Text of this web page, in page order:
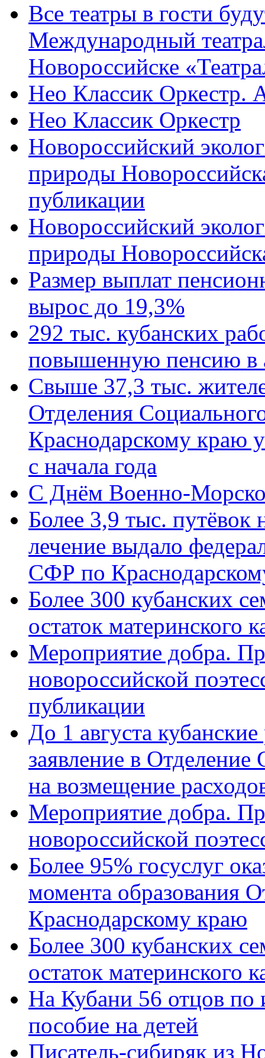
Все театры в гости
Международный
Новороссийске
Нео Классик Оркестр.
Нео Классик Оркестр
Новороссийский
природы
публикации
Новороссийский
природы
Размер выплат
вырос до 19,3%
292 тыс. кубанских
повышенную пенсию в
Свыше 37,3 тыс.
Отделения
Краснодарскому краю
с начала года
C Днём Военно-
Более 3,9 тыс. путёвок
лечение выдало
СФР по
Более 300 кубанских
остаток материнского
Мероприятие добра.
новороссийской
публикации
До 1 августа
заявление в
на возмещение
Мероприятие добра.
новороссийской
Более 95% госуслуг
момента образования
Краснодарскому краю
Более 300 кубанских
остаток материнского
На Кубани 56 отцов по
пособие на детей
Писатель-сибиряк из